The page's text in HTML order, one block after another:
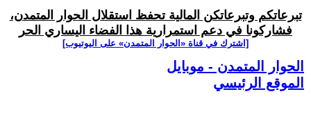
تبرعاتكم وتبرعاتكن المالية تحفظ استقلال الحوار المتمدن،
فشاركونا في دعم استمرارية هذا الفضاء اليساري الحر
[اشترك في قناة ‫«الحوار المتمدن» على اليوتيوب]
الحوار المتمدن - موبايل
الموقع الرئيسي